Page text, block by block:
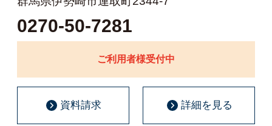
0270-50-7281
ご利用者様受付中
資料請求 詳細を見る